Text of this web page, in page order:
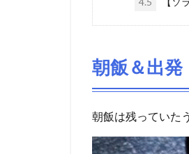
朝飯＆出発
朝飯は残っていた